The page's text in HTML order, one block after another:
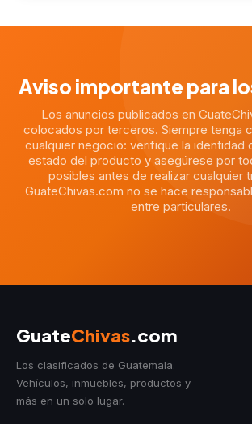
Aviso importante para
Los anuncios publicados en
colocados por terceros. Siempre tenga
cualquier negocio: verifique la identidad
estado del producto y asegúrese por
posibles antes de realizar cualquier
GuateChivas.com no se hace
entre particulares.
GuateChivas.com
Los clasificados de Guatemala.
Vehículos, inmuebles, productos y
más en un solo lugar.